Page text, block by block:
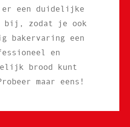
er een duidelijke
bij, zodat je ook
bakervaring een
en
brood kunt
maar eens!